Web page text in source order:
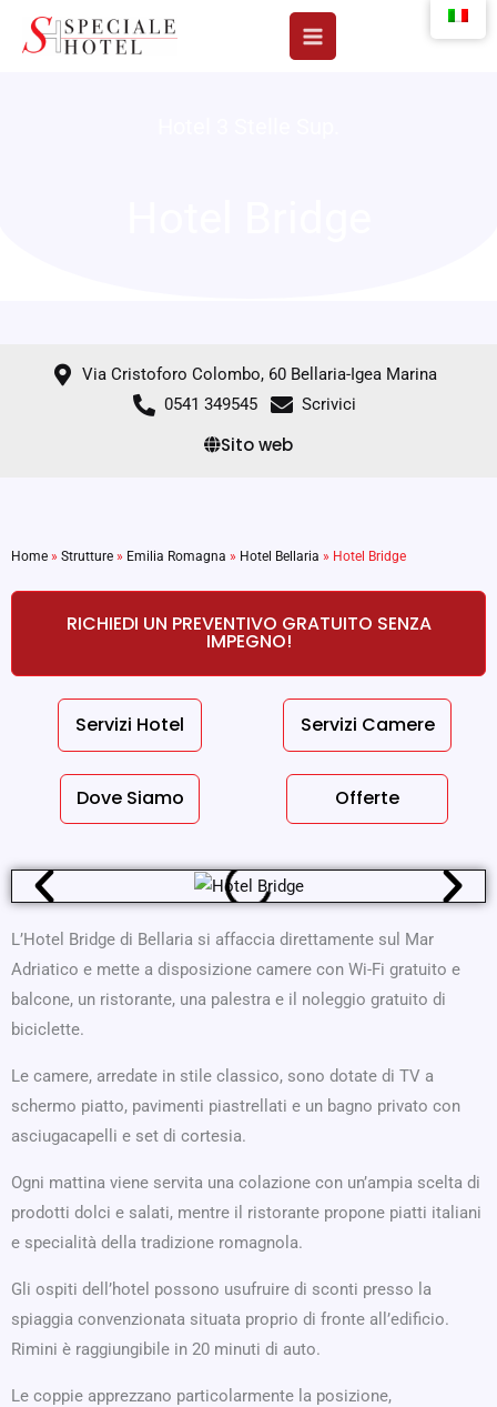
Via Cristoforo Colombo, 60 Bellaria-Igea Marina
0541 349545
Scrivici
Sito web
Home » Strutture » Emilia Romagna » Hotel Bellaria » Hotel Bridge
RICHIEDI UN PREVENTIVO GRATUITO SENZA
IMPEGNO!
Servizi Hotel Servizi Camere
Dove Siamo Offerte
L’Hotel Bridge di Bellaria si affaccia direttamente sul Mar
Adriatico e mette a disposizione camere con Wi-Fi gratuito e
balcone, un ristorante, una palestra e il noleggio gratuito di
biciclette.
Le camere, arredate in stile classico, sono dotate di TV a
schermo piatto, pavimenti piastrellati e un bagno privato con
asciugacapelli e set di cortesia.
Ogni mattina viene servita una colazione con un’ampia scelta di
prodotti dolci e salati, mentre il ristorante propone piatti italiani
e specialità della tradizione romagnola.
Gli ospiti dell’hotel possono usufruire di sconti presso la
spiaggia convenzionata situata proprio di fronte all’edificio.
Rimini è raggiungibile in 20 minuti di auto.
Le coppie apprezzano particolarmente la posizione,